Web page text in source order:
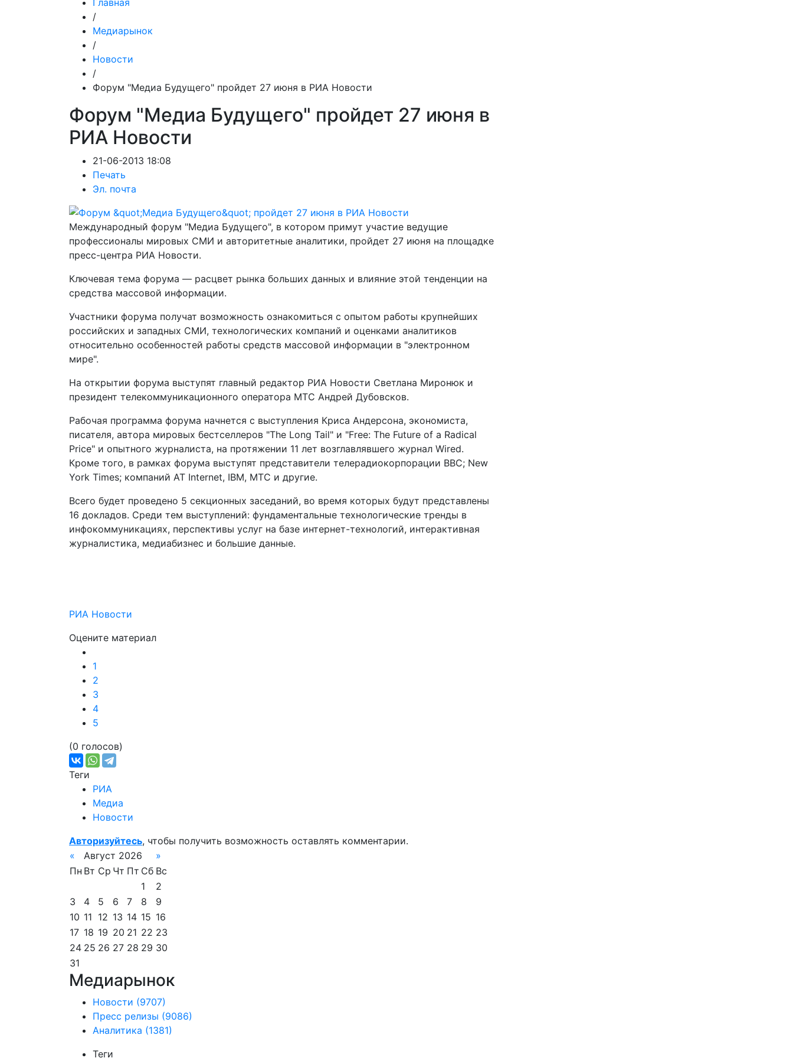
Главная
/
Медиарынок
/
Новости
/
Форум "Медиа Будущего" пройдет 27 июня в РИА Новости
Форум "Медиа Будущего" пройдет 27 июня в
РИА Новости
21-06-2013 18:08
Печать
Эл. почта
Международный форум "Медиа Будущего", в котором примут участие ведущие
профессионалы мировых СМИ и авторитетные аналитики, пройдет 27 июня на площадке
пресс-центра РИА Новости.
Ключевая тема форума — расцвет рынка больших данных и влияние этой тенденции на
средства массовой информации.
Участники форума получат возможность ознакомиться с опытом работы крупнейших
российских и западных СМИ, технологических компаний и оценками аналитиков
относительно особенностей работы средств массовой информации в "электронном
мире".
На открытии форума выступят главный редактор РИА Новости Светлана Миронюк и
президент телекоммуникационного оператора МТС Андрей Дубовсков.
Рабочая программа форума начнется с выступления Криса Андерсона, экономиста,
писателя, автора мировых бестселлеров "The Long Tail" и "Free: The Future of a Radical
Price" и опытного журналиста, на протяжении 11 лет возглавлявшего журнал Wired.
Кроме того, в рамках форума выступят представители телерадиокорпорации BBC; New
York Times; компаний AT Internet, IBM, МТС и другие.
Всего будет проведено 5 секционных заседаний, во время которых будут представлены
16 докладов. Среди тем выступлений: фундаментальные технологические тренды в
инфокоммуникациях, перспективы услуг на базе интернет-технологий, интерактивная
журналистика, медиабизнес и большие данные.
РИА Новости
Оцените материал
1
2
3
4
5
(0 голосов)
Теги
РИА
Медиа
Новости
Авторизуйтесь, чтобы получить возможность оставлять комментарии.
«
Август 2026
»
Пн Вт Ср Чт Пт Сб Вс
1
2
3
4 5 6 7 8
9
10 11 12 13 14 15 16
17 18 19 20 21 22 23
24 25 26 27 28 29 30
31
Медиарынок
Новости (9707)
Пресс релизы (9086)
Аналитика (1381)
Теги